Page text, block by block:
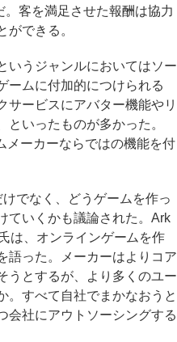
。客を満足させた報酬は協力
ができる。
うジャンルにおいてはソー
ームに付加的につけられる
サービスにアバター機能やリ
いったものが多かった。
メーカーならではの機能を付
でなく、どうゲームを作っ
ていくかも議論された。Ark
は、オンラインゲームを作
語った。メーカーはよりコア
うとするが、より多くのユー
。すべて自社でまかなおうと
会社にアウトソーシングする